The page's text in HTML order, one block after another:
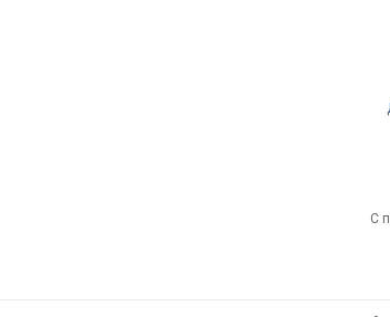
С